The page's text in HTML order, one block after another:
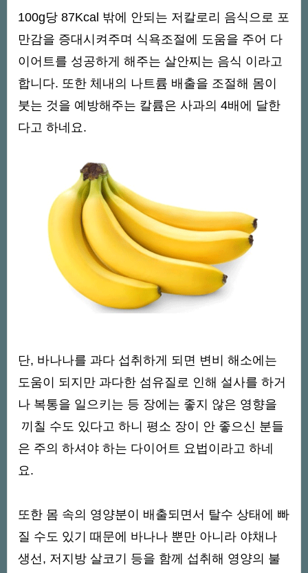
100g당 87Kcal 밖에 안되는 저칼로리 음식으로 포
만감을 증대시켜주며 식욕조절에 도움을 주어 다
이어트를 성공하게 해주는 살안찌는 음식 이라고
합니다. 또한 체내의 나트륨 배출을 조절해 몸이
붓는 것을 예방해주는 칼륨은 사과의 4배에 달한
다고 하네요.
단, 바나나를 과다 섭취하게 되면 변비 해소에는
도움이 되지만 과다한 섬유질로 인해 설사를 하거
나 복통을 일으키는 등 장에는 좋지 않은 영향을
끼칠 수도 있다고 하니 평소 장이 안 좋으신 분들
은 주의 하셔야 하는 다이어트 요법이라고 하네
요.
또한 몸 속의 영양분이 배출되면서 탈수 상태에 빠
질 수도 있기 때문에 바나나 뿐만 아니라 야채나
생선, 저지방 살코기 등을 함께 섭취해 영양의 불